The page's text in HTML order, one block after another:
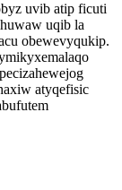
uvib atip ficuti
uqib la
obewevyqukip.
atyqefisic